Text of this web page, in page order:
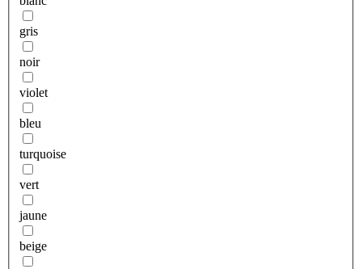
gris
noir
violet
bleu
turquoise
vert
jaune
beige